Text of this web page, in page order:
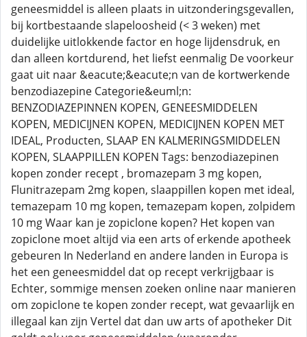
geneesmiddel is alleen plaats in uitzonderingsgevallen,
bij kortbestaande slapeloosheid (< 3 weken) met
duidelijke uitlokkende factor en hoge lijdensdruk, en
dan alleen kortdurend, het liefst eenmalig De voorkeur
gaat uit naar &eacute;&eacute;n van de kortwerkende
benzodiazepine Categorie&euml;n:
BENZODIAZEPINNEN KOPEN, GENEESMIDDELEN
KOPEN, MEDICIJNEN KOPEN, MEDICIJNEN KOPEN MET
IDEAL, Producten, SLAAP EN KALMERINGSMIDDELEN
KOPEN, SLAAPPILLEN KOPEN Tags: benzodiazepinen
kopen zonder recept , bromazepam 3 mg kopen,
Flunitrazepam 2mg kopen, slaappillen kopen met ideal,
temazepam 10 mg kopen, temazepam kopen, zolpidem
10 mg Waar kan je zopiclone kopen? Het kopen van
zopiclone moet altijd via een arts of erkende apotheek
gebeuren In Nederland en andere landen in Europa is
het een geneesmiddel dat op recept verkrijgbaar is
Echter, sommige mensen zoeken online naar manieren
om zopiclone te kopen zonder recept, wat gevaarlijk en
illegaal kan zijn Vertel dat dan uw arts of apotheker Dit